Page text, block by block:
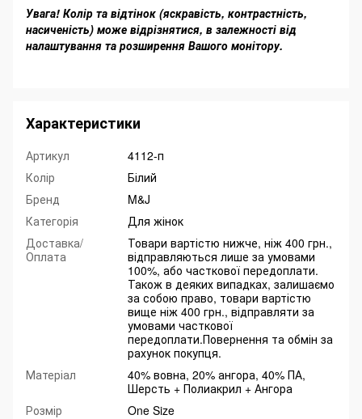
Увага! Колір та відтінок (яскравість, контрастність,
насиченість) може відрізнятися, в залежності від
налаштування та розширення Вашого монітору.
Характеристики
Артикул
4112-п
Колір
Білий
Бренд
M&J
Категорія
Для жінок
Доставка/
Оплата
Товари вартістю нижче, ніж 400 грн.,
відправляються лише за умовами
100%, або часткової передоплати.
Також в деяких випадках, залишаємо
за собою право, товари вартістю
вище ніж 400 грн., відправляти за
умовами часткової
передоплати.Повернення та обмін за
рахунок покупця.
Матеріал
40% вовна, 20% ангора, 40% ПА,
Шерсть + Полиакрил + Ангора
Розмір
One Size